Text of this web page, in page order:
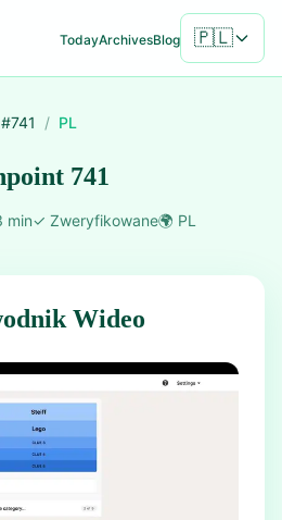
TodayArchivesBlog 🇵🇱
741 / PL
741
min✓ Zweryfikowane🌍 PL
Wideo